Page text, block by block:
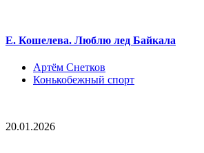
Е. Кошелева. Люблю лед Байкала
Артём Снетков
Конькобежный спорт
20.01.2026